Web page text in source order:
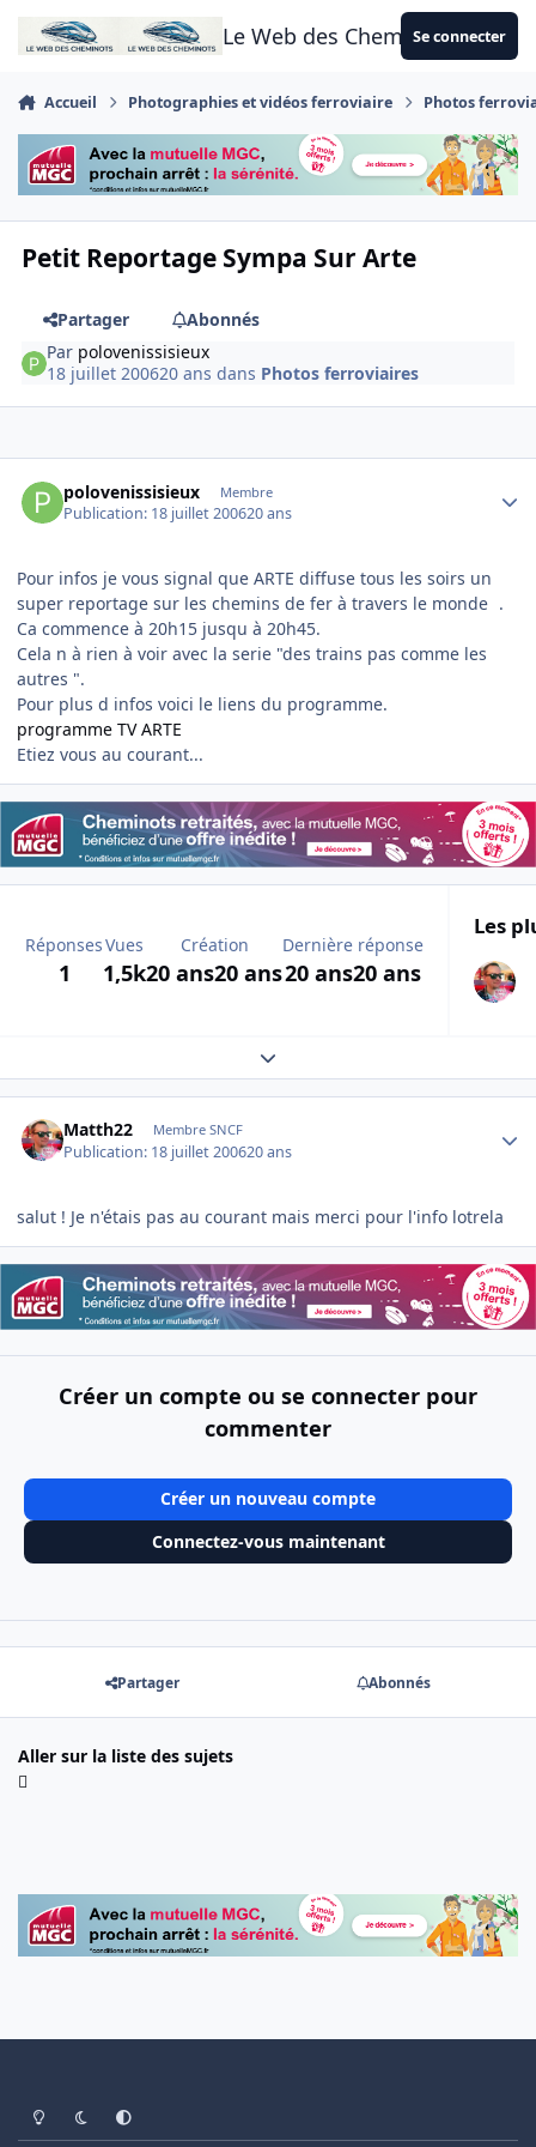
Aller au contenu
Le Web des CheminotsSe connecter
Accueil Photographies et vidéos ferroviaire Photos
Petit Reportage Sympa Sur Arte
Partager
Abonnés
Par polovenissisieux
18 juillet 200620 ans dans Photos ferroviaires
polovenissisieux Membre
Publication: 18 juillet 200620 ans
Pour infos je vous signal que ARTE diffuse tous les soirs un
super reportage sur les chemins de fer à travers le monde .
Ca commence à 20h15 jusqu à 20h45.
Cela n à rien à voir avec la serie "des trains pas comme les
autres ".
Pour plus d infos voici le liens du programme.
programme TV ARTE
Etiez vous au courant...
Réponses
1
Vues
1,5k
Création
20 ans20 ans
Dernière réponse
20 ans20 ans
Les
Expand topic overview
Matth22 Membre SNCF
Publication: 18 juillet 200620 ans
salut ! Je n'étais pas au courant mais merci pour l'info lotrela
Créer un compte ou se connecter pour
commenter
Créer un nouveau compte
Connectez-vous maintenant
Partager Abonnés
Aller sur la liste des sujets
Light ModeDark ModeSystem Preference